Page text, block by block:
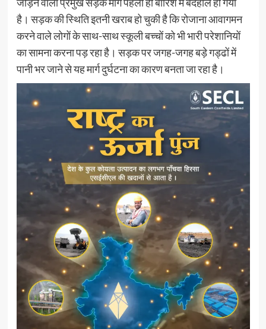
है। सड़क की स्थिति इतनी खराब हो चुकी है कि रोजाना आवागमन
करने वाले लोगों के साथ-साथ स्कूली बच्चों को भी भारी परेशानियों
का सामना करना पड़ रहा है। सड़क पर जगह-जगह बड़े गड्ढों में
पानी भर जाने से यह मार्ग दुर्घटना का कारण बनता जा रहा है।